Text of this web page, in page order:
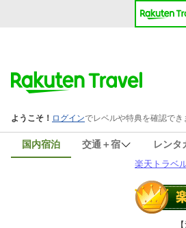
国内宿泊 交通＋宿 レンタ
楽天トラベ